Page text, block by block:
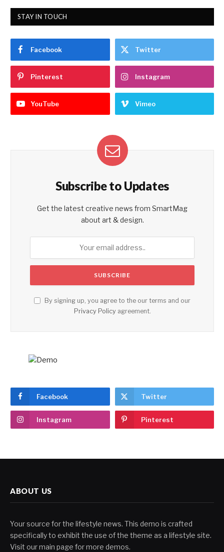
STAY IN TOUCH
Facebook Twitter
Pinterest Instagram
YouTube Vimeo
Subscribe to Updates
Get the latest creative news from SmartMag
about art & design.
By signing up, you agree to the our terms and our
Privacy Policyagreement.
Facebook Twitter
Instagram Pinterest
ABOUT US
Your source for the lifestyle news. This demo is crafted
specifically to exhibit the use of the theme as a lifestyle site.
Visit our main page for more demos.